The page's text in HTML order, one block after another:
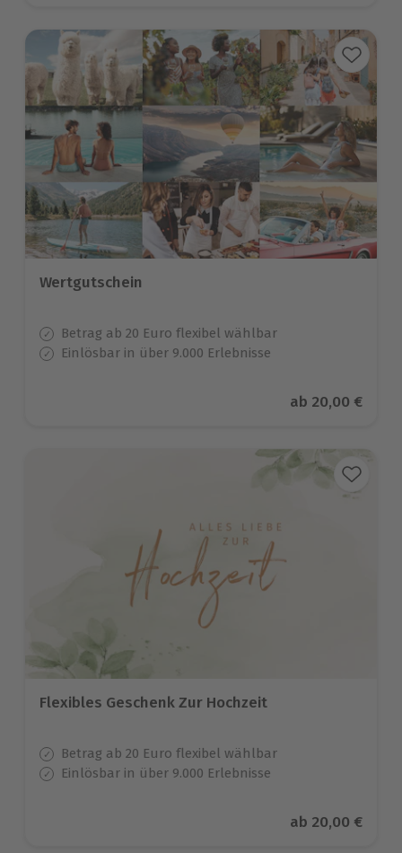
Wertgutschein
Betrag ab 20 Euro flexibel wählbar
Einlösbar in über 9.000 Erlebnisse
Aktueller Preis
ab 20,00 €
Flexibles Geschenk Zur Hochzeit
Betrag ab 20 Euro flexibel wählbar
Einlösbar in über 9.000 Erlebnisse
Aktueller Preis
ab 20,00 €